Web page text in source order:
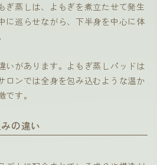
ぎ蒸しは、よもぎを煮立たせて発生
に巡らせながら、下半身を中心に体
いがあります。よもぎ蒸しパッドは
ロンでは全身を包み込むような温か
す。
の違い